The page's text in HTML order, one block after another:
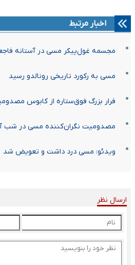
اخبار مرتبط
مجسمه غول‌پیکر مسی در آستانه
مسی به رکورد تاریخی رونالدو رسید
فرار بزرگ فوق‌ستاره از کابوس
مصدومیت نگران‌کننده مسی در شب
ویدئو: مسی درد داشت و تعویض شد
ارسال نظر